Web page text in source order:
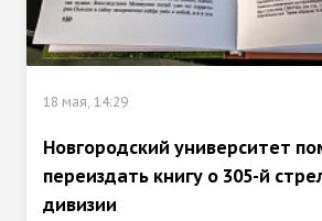
18 мая, 14:29
Новгородский университет
переиздать книгу о 305-й
дивизии